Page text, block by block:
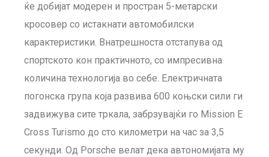
ќе добијат модерен и простран 5-метарски
кросовер со истакнати автомобилски
карактеристики. Внатрешноста отстапува од
спортското кон практичното, со импресивна
количина технологија во себе. Електричната
погонска група која развива 600 коњски сили ги
задвижува сите тркала, забрзувајќи го Mission E
Cross Turismo до сто километри на час за 3,5
секунди. Од Porsche велат дека автономијата му